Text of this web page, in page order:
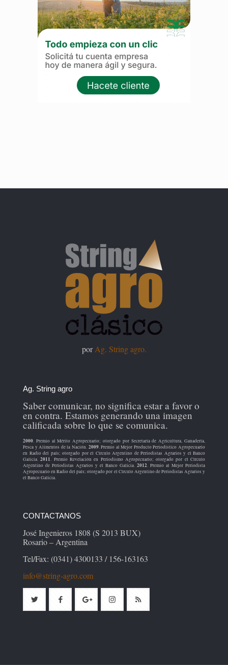
porAg. String agro.
Ag. String agro
Saber comunicar, no significa estar a favor o
en contra. Estamos generando una imagen
calificada sobre lo que se comunica.
2000. Premio al Mérito Agropecuario; otorgado por Secretaría de Agricultura, Ganadería,
Pesca y Alimentos de la Nación. 2009. Premio al Mejor Producto Periodístico Agropecuario
en Radio del país; otorgado por el Círculo Argentino de Periodistas Agrarios y el Banco
Galicia.2011. Premio Revelación en Periodismo Agropecuario; otorgado por el Círculo
Argentino de Periodistas Agrarios y el Banco Galicia. 2012. Premio al Mejor Periodista
Agropecuario en Radio del país; otorgado por el Círculo Argentino de Periodistas Agrarios y
el Banco Galicia.
CONTACTANOS
José Ingenieros 1808 (S 2013 BUX)
Rosario – Argentina
Tel/Fax: (0341) 4300133 / 156-163163
info@string-agro.com